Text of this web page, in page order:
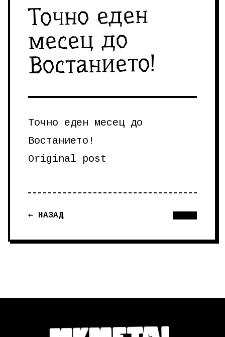
Точно еден
месец до
Востанието!
Точно еден месец до
Востанието!
Original post
← НАЗАД